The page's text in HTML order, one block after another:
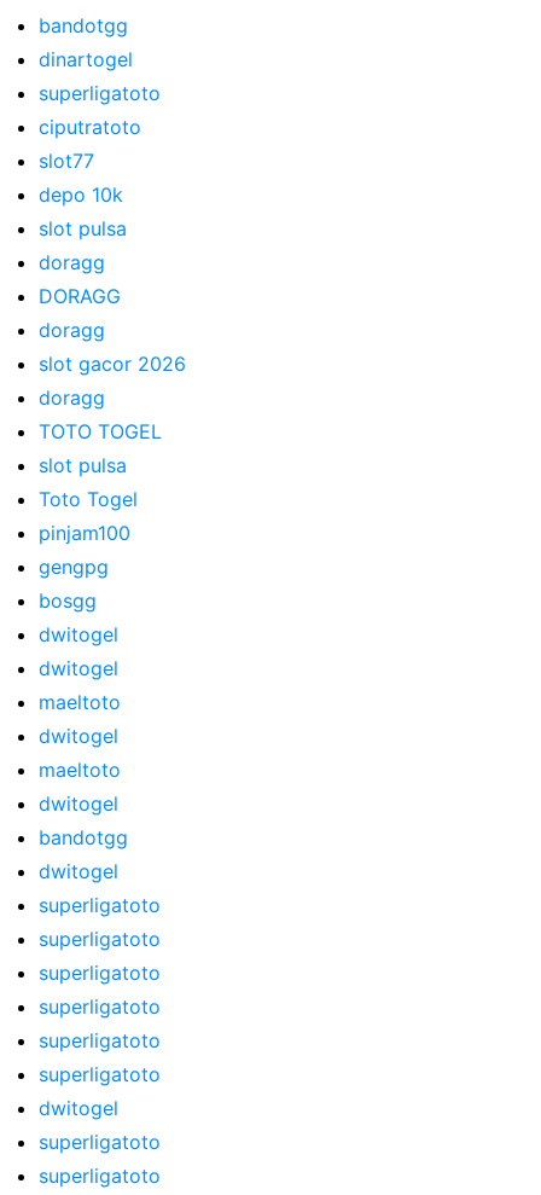
bandotgg
dinartogel
superligatoto
ciputratoto
slot77
depo 10k
slot pulsa
doragg
DORAGG
doragg
slot gacor 2026
doragg
TOTO TOGEL
slot pulsa
Toto Togel
pinjam100
gengpg
bosgg
dwitogel
dwitogel
maeltoto
dwitogel
maeltoto
dwitogel
bandotgg
dwitogel
superligatoto
superligatoto
superligatoto
superligatoto
superligatoto
superligatoto
dwitogel
superligatoto
superligatoto